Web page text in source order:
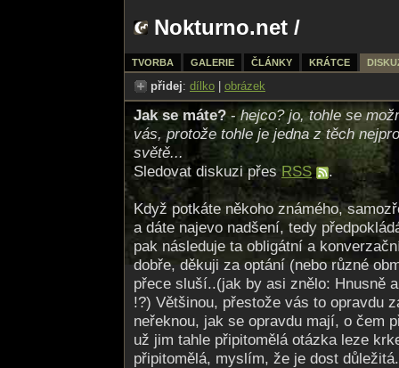
Nokturno.net /
TVORBA GALERIE ČLÁNKY KRÁTCE
přidej: dílko obrázek
Jak se máte?-hejco? jo, tohle se
vás, protože tohle je jedna z těch
světě...
Sledovat diskuzi přesRSS .
Když potkáte někoho známého,
a dáte najevo nadšení, tedy
pak následuje ta obligátní a
dobře, děkuji za optání (nebo různé
přece sluší..(jak by asi znělo: Hnusně
!?) Většinou, přestože vás to opravdu
neřeknou, jak se opravdu mají, o čem
už jim tahle připitomělá otázka leze
připitomělá, myslím, že je dost